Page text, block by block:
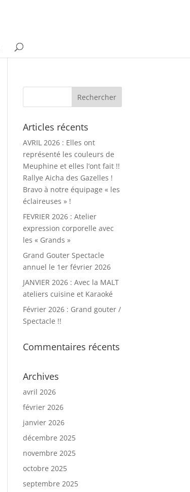
Articles récents
AVRIL 2026 : Elles ont
représenté les couleurs de
Meuphine et elles l’ont fait !!
Rallye Aicha des Gazelles !
Bravo à notre équipage « les
éclaireuses » !
FEVRIER 2026 : Atelier
expression corporelle avec
les « Grands »
Grand Gouter Spectacle
annuel le 1er février 2026
JANVIER 2026 : Avec la MALT
ateliers cuisine et Karaoké
Février 2026 : Grand gouter /
Spectacle !!
Commentaires récents
Archives
avril 2026
février 2026
janvier 2026
décembre 2025
novembre 2025
octobre 2025
septembre 2025